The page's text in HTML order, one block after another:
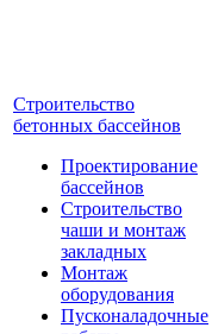
Строительство
бетонных бассейнов
Проектирование
бассейнов
Строительство
чаши и монтаж
закладных
Монтаж
оборудования
Пусконаладочные